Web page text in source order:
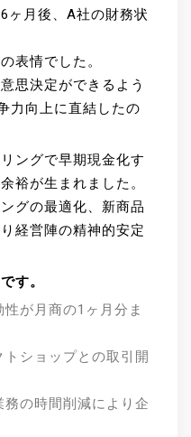
ヶ月後、A社の財務状
表情でした。
思決定ができるよう
力向上に直結したの
ングで早期現金化す
裕が生まれました。
グの最適化、新商品
経営陣の精神的安定
す。
性が月商の1ヶ月分ま
トショップとの取引開
務の時間削減により企